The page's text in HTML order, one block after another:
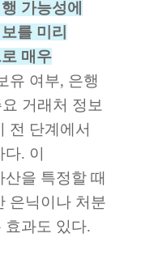
가능성에
를 미리
매우
유 여부, 은행
거래처 정보
전 단계에서
. 이
을 특정할 때
은닉이나 처분
효과도 있다.